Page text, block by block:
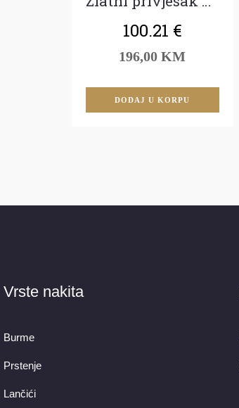
100.21 €
196,00 KM
DODAJ U KORPU
Vrste nakita
Burme
Prstenje
Lančići